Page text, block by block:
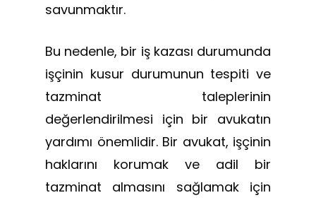
savunmaktır.
Bu nedenle, bir iş kazası durumunda
işçinin kusur durumunun tespiti ve
tazminat taleplerinin
değerlendirilmesi için bir avukatın
yardımı önemlidir. Bir avukat, işçinin
haklarını korumak ve adil bir
tazminat almasını sağlamak için